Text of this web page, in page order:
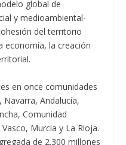
global de
y medioambiental-
del territorio
economía, la creación
en once comunidades
Andalucía,
Comunidad
Murcia y La Rioja.
de 2.300 millones